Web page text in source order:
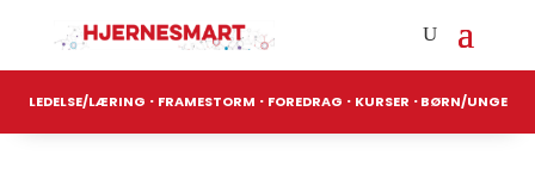
LEDELSE/LÆRING · FRAMESTORM · FOREDRAG · KURSER ·BØRN/UNGE